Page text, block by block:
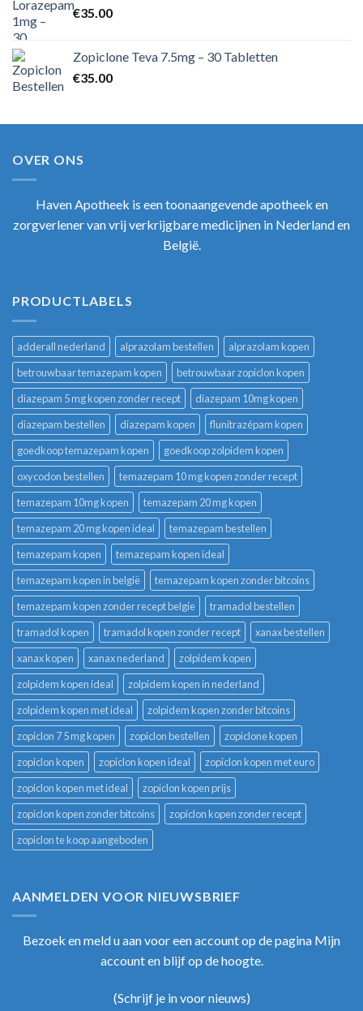
€35.00
Zopiclone Teva 7.5mg – 30 Tabletten
€35.00
OVER ONS
Haven Apotheek is een toonaangevende apotheek en
zorgverlener van vrij verkrijgbare medicijnen in Nederland en
België.
PRODUCTLABELS
adderall nederland alprazolam bestellen
alprazolam kopen
betrouwbaar temazepam kopen
betrouwbaar zopiclon kopen
diazepam 5 mg kopen zonder recept
diazepam 10mg kopen
diazepam bestellen
diazepam kopen
flunitrazépam kopen
goedkoop temazepam kopen
goedkoop zolpidem kopen
oxycodon bestellen
temazepam 10 mg kopen zonder recept
temazepam 10mg kopen
temazepam 20 mg kopen
temazepam 20 mg kopen ideal
temazepam bestellen
temazepam kopen
temazepam kopen ideal
temazepam kopen in belgië
temazepam kopen zonder bitcoins
temazepam kopen zonder recept belgie
tramadol bestellen
tramadol kopen
tramadol kopen zonder recept
xanax bestellen
xanax kopen
xanax nederland
zolpidem kopen
zolpidem kopen ideal
zolpidem kopen in nederland
zolpidem kopen met ideal
zolpidem kopen zonder bitcoins
zopiclon 7 5 mg kopen
zopiclon bestellen
zopiclone kopen
zopiclon kopen
zopiclon kopen ideal
zopiclon kopen met euro
zopiclon kopen met ideal
zopiclon kopen prijs
zopiclon kopen zonder bitcoins
zopiclon kopen zonder recept
zopiclon te koop aangeboden
AANMELDEN VOOR NIEUWSBRIEF
Bezoek en meld u aan voor een account op de pagina Mijn
account en blijf op de hoogte.
(Schrijf je in voor nieuws)